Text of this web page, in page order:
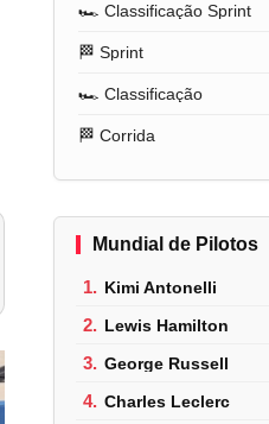
🏎️ Classificação Sprint
🏁 Sprint
🏎️ Classificação
🏁 Corrida
Mundial de Pilotos
1. Kimi Antonelli
2. Lewis Hamilton
3. George Russell
4. Charles Leclerc